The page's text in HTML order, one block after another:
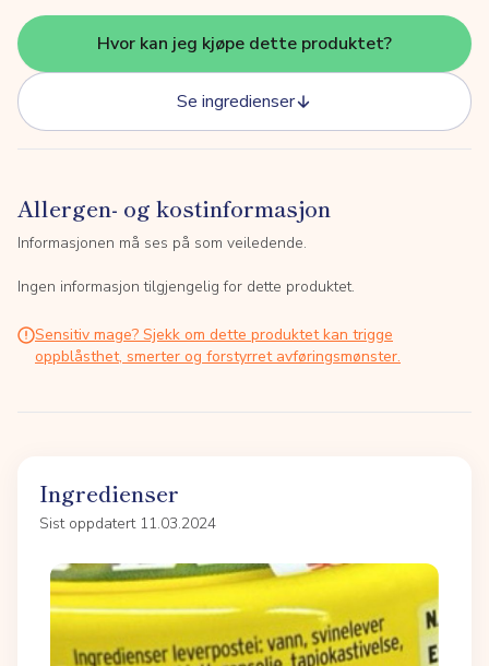
Hvor kan jeg kjøpe dette produktet?
Se ingredienser
Allergen- og kostinformasjon
Informasjonen må ses på som veiledende.
Ingen informasjon tilgjengelig for dette produktet.
Sensitiv mage? Sjekk om dette produktet kan trigge
oppblåsthet, smerter og forstyrret avføringsmønster.
Ingredienser
Sist oppdatert 11.03.2024